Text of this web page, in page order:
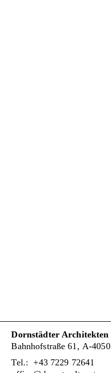
Dornstädter
Bahnhofstraße 61, A-
Tel.: +43 7229 72641